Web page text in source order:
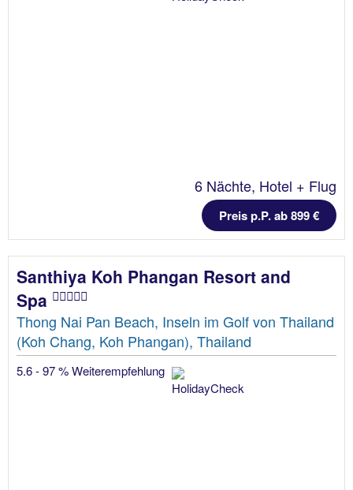
6 Nächte, Hotel + Flug
Preis p.P. ab 899 €
Santhiya Koh Phangan Resort and
Spa
Thong Nai Pan Beach, Inseln im Golf von Thailand
(Koh Chang, Koh Phangan), Thailand
5.6 - 97 % Weiterempfehlung